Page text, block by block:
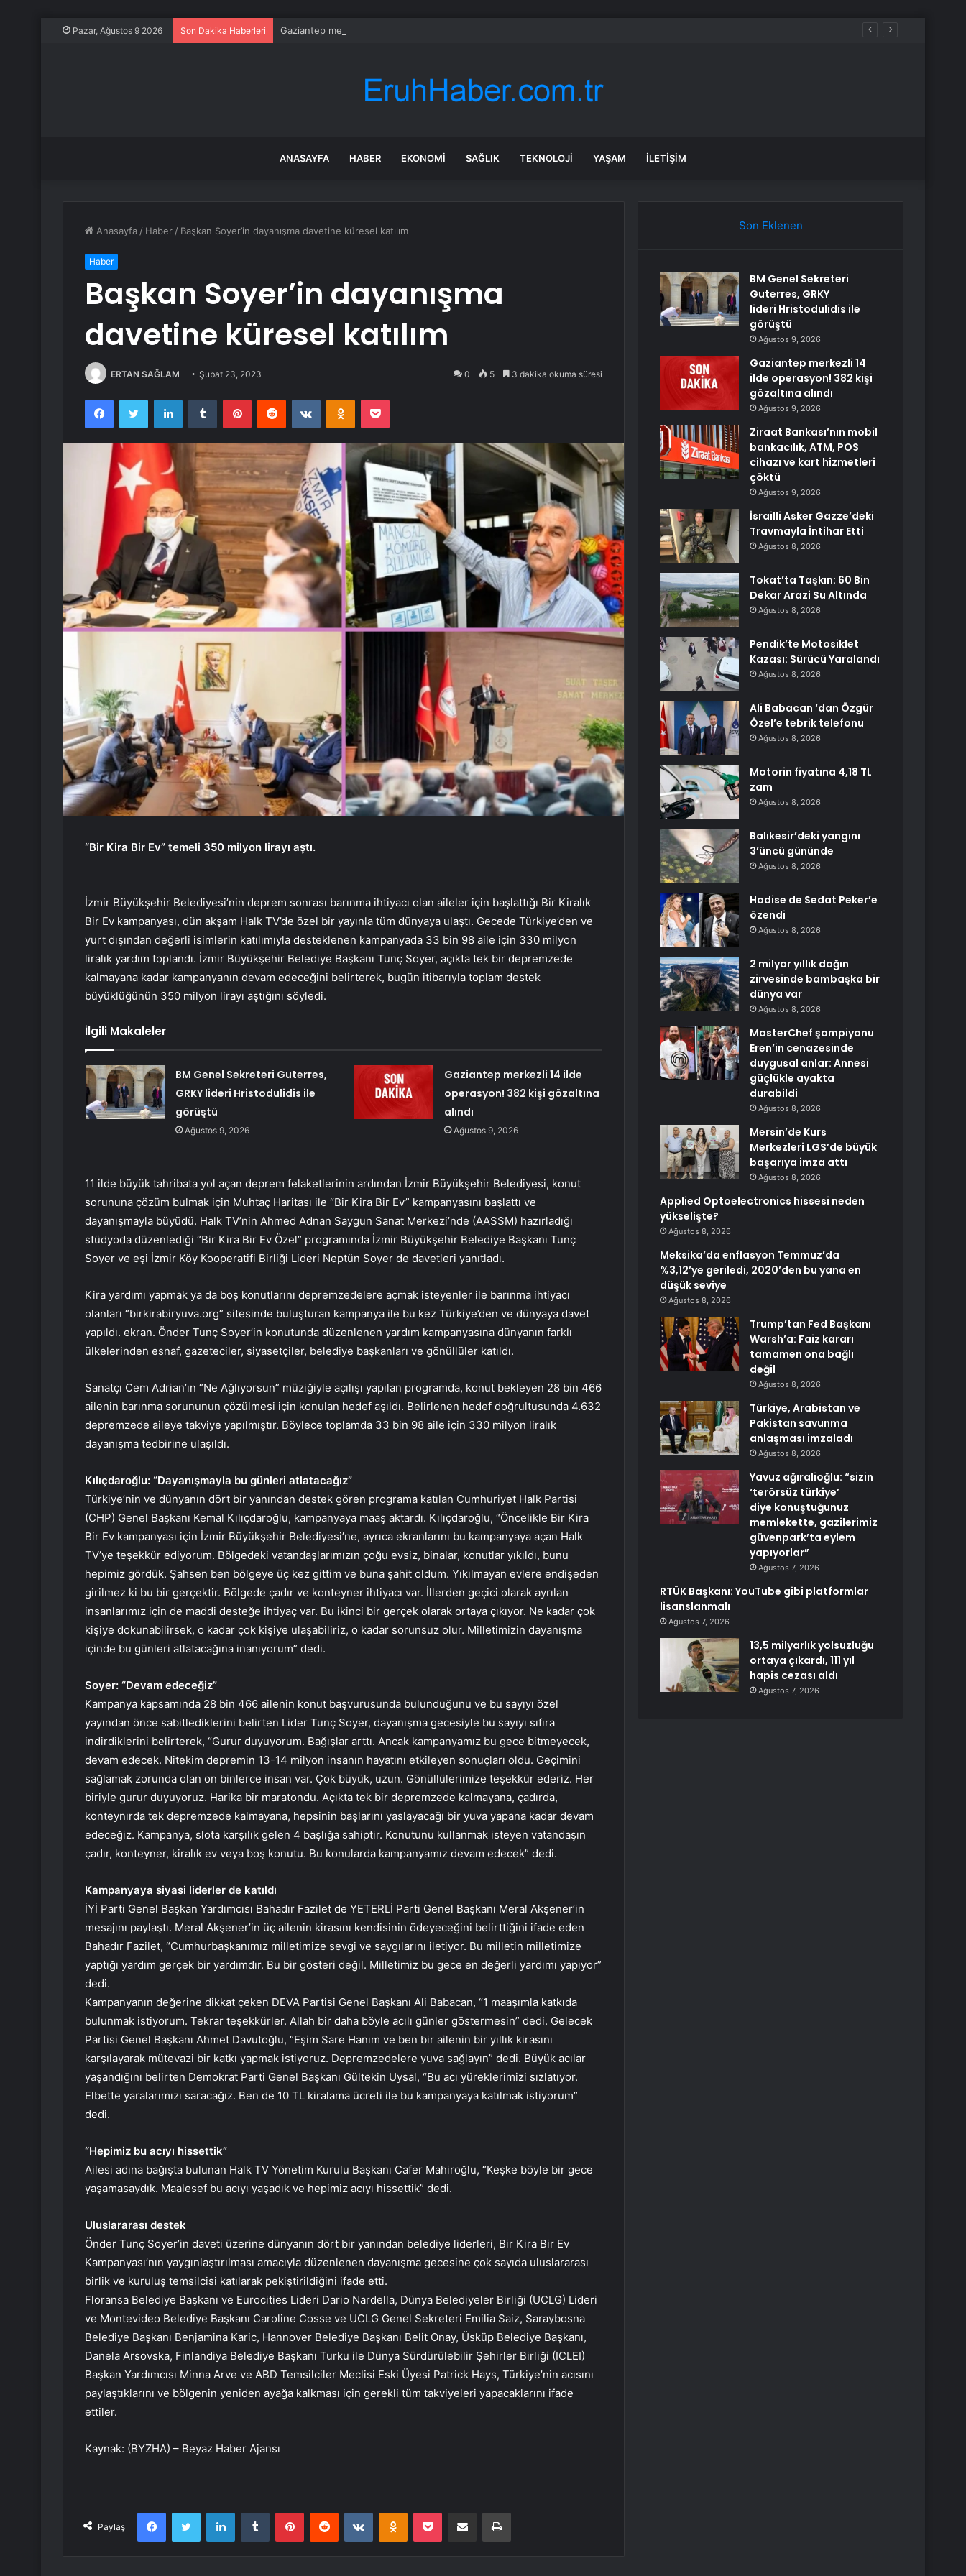
Pazar, Ağustos 9 2026 Son Dakika Haberleri Gaziantep merkezli 14 ilde operasyon! 382 kişi gözaltına alındı
ANASAYFA HABER EKONOMI SAĞLIK TEKNOLOJI YAŞAM İLETIŞIM
Anasayfa / Haber / Başkan Soyer’in dayanışma davetine küresel katılım
Haber
Başkan Soyer’in dayanışma
davetine küresel katılım
ERTAN SAĞLAM Şubat 23, 2023 0 5 3 dakika okuma süresi
FacebookTwitter LinkedInTumblr PinterestReddit VKontakteOdnoklassniki
Pocket
“Bir Kira Bir Ev” temeli 350 milyon lirayı aştı.
İzmir Büyükşehir Belediyesi’nin deprem sonrası barınma ihtiyacı olan aileler için başlattığı Bir Kiralık
Bir Ev kampanyası, dün akşam Halk TV’de özel bir yayınla tüm dünyaya ulaştı. Gecede Türkiye’den ve
yurt dışından değerli isimlerin katılımıyla desteklenen kampanyada 33 bin 98 aile için 330 milyon
liralık yardım toplandı. İzmir Büyükşehir Belediye Başkanı Tunç Soyer, açıkta tek bir depremzede
kalmayana kadar kampanyanın devam edeceğini belirterek, bugün itibarıyla toplam destek
büyüklüğünün 350 milyon lirayı aştığını söyledi.
İlgili Makaleler
BM Genel Sekreteri Guterres,
GRKY lideri Hristodulidis ile
görüştü
Ağustos 9, 2026
Gaziantep merkezli 14 ilde
operasyon! 382 kişi gözaltına
alındı
Ağustos 9, 2026
11 ilde büyük tahribata yol açan deprem felaketlerinin ardından İzmir Büyükşehir Belediyesi, konut
sorununa çözüm bulmak için Muhtaç Haritası ile “Bir Kira Bir Ev” kampanyasını başlattı ve
dayanışmayla büyüdü. Halk TV’nin Ahmed Adnan Saygun Sanat Merkezi’nde (AASSM) hazırladığı
stüdyoda düzenlediği “Bir Kira Bir Ev Özel” programında İzmir Büyükşehir Belediye Başkanı Tunç
Soyer ve eşi İzmir Köy Kooperatifi Birliği Lideri Neptün Soyer de davetleri yanıtladı.
Kira yardımı yapmak ya da boş konutlarını depremzedelere açmak isteyenler ile barınma ihtiyacı
olanları “birkirabiryuva.org” sitesinde buluşturan kampanya ile bu kez Türkiye’den ve dünyaya davet
yapıldı. ekran. Önder Tunç Soyer’in konutunda düzenlenen yardım kampanyasına dünyanın farklı
ülkelerinden esnaf, gazeteciler, siyasetçiler, belediye başkanları ve gönüllüler katıldı.
Sanatçı Cem Adrian’ın “Ne Ağlıyorsun” müziğiyle açılışı yapılan programda, konut bekleyen 28 bin 466
ailenin barınma sorununun çözülmesi için konulan hedef aşıldı. Belirlenen hedef doğrultusunda 4.632
depremzede aileye takviye yapılmıştır. Böylece toplamda 33 bin 98 aile için 330 milyon liralık
dayanışma tedbirine ulaşıldı.
Kılıçdaroğlu: “Dayanışmayla bu günleri atlatacağız”
Türkiye’nin ve dünyanın dört bir yanından destek gören programa katılan Cumhuriyet Halk Partisi
(CHP) Genel Başkanı Kemal Kılıçdaroğlu, kampanyaya maaş aktardı. Kılıçdaroğlu, “Öncelikle Bir Kira
Bir Ev kampanyası için İzmir Büyükşehir Belediyesi’ne, ayrıca ekranlarını bu kampanyaya açan Halk
TV’ye teşekkür ediyorum. Bölgedeki vatandaşlarımızın çoğu evsiz, binalar, konutlar yıkıldı, bunu
hepimiz gördük. Şahsen ben bölgeye üç kez gittim ve buna şahit oldum. Yıkılmayan evlere endişeden
girilmez ki bu bir gerçektir. Bölgede çadır ve konteyner ihtiyacı var. İllerden geçici olarak ayrılan
insanlarımız için de maddi desteğe ihtiyaç var. Bu ikinci bir gerçek olarak ortaya çıkıyor. Ne kadar çok
kişiye dokunabilirsek, o kadar çok kişiye ulaşabiliriz, o kadar sorunsuz olur. Milletimizin dayanışma
içinde bu günleri atlatacağına inanıyorum” dedi.
Soyer: “Devam edeceğiz”
Kampanya kapsamında 28 bin 466 ailenin konut başvurusunda bulunduğunu ve bu sayıyı özel
yayından önce sabitlediklerini belirten Lider Tunç Soyer, dayanışma gecesiyle bu sayıyı sıfıra
indirdiklerini belirterek, “Gurur duyuyorum. Bağışlar arttı. Ancak kampanyamız bu gece bitmeyecek,
devam edecek. Nitekim depremin 13-14 milyon insanın hayatını etkileyen sonuçları oldu. Geçimini
sağlamak zorunda olan on binlerce insan var. Çok büyük, uzun. Gönüllülerimize teşekkür ederiz. Her
biriyle gurur duyuyoruz. Harika bir maratondu. Açıkta tek bir depremzede kalmayana, çadırda,
konteynırda tek depremzede kalmayana, hepsinin başlarını yaslayacağı bir yuva yapana kadar devam
edeceğiz. Kampanya, slota karşılık gelen 4 başlığa sahiptir. Konutunu kullanmak isteyen vatandaşın
çadır, konteyner, kiralık ev veya boş konutu. Bu konularda kampanyamız devam edecek” dedi.
Kampanyaya siyasi liderler de katıldı
İYİ Parti Genel Başkan Yardımcısı Bahadır Fazilet de YETERLİ Parti Genel Başkanı Meral Akşener’in
mesajını paylaştı. Meral Akşener’in üç ailenin kirasını kendisinin ödeyeceğini belirttiğini ifade eden
Bahadır Fazilet, “Cumhurbaşkanımız milletimize sevgi ve saygılarını iletiyor. Bu milletin milletimize
yaptığı yardım gerçek bir yardımdır. Bu bir gösteri değil. Milletimiz bu gece en değerli yardımı yapıyor”
dedi.
Kampanyanın değerine dikkat çeken DEVA Partisi Genel Başkanı Ali Babacan, “1 maaşımla katkıda
bulunmak istiyorum. Tekrar teşekkürler. Allah bir daha böyle acılı günler göstermesin” dedi. Gelecek
Partisi Genel Başkanı Ahmet Davutoğlu, “Eşim Sare Hanım ve ben bir ailenin bir yıllık kirasını
karşılayarak mütevazi bir katkı yapmak istiyoruz. Depremzedelere yuva sağlayın” dedi. Büyük acılar
yaşandığını belirten Demokrat Parti Genel Başkanı Gültekin Uysal, “Bu acı yüreklerimizi sızlatıyor.
Elbette yaralarımızı saracağız. Ben de 10 TL kiralama ücreti ile bu kampanyaya katılmak istiyorum”
dedi.
“Hepimiz bu acıyı hissettik”
Ailesi adına bağışta bulunan Halk TV Yönetim Kurulu Başkanı Cafer Mahiroğlu, “Keşke böyle bir gece
yaşamasaydık. Maalesef bu acıyı yaşadık ve hepimiz acıyı hissettik” dedi.
Uluslararası destek
Önder Tunç Soyer’in daveti üzerine dünyanın dört bir yanından belediye liderleri, Bir Kira Bir Ev
Kampanyası’nın yaygınlaştırılması amacıyla düzenlenen dayanışma gecesine çok sayıda uluslararası
birlik ve kuruluş temsilcisi katılarak pekiştirildiğini ifade etti.
Floransa Belediye Başkanı ve Eurocities Lideri Dario Nardella, Dünya Belediyeler Birliği (UCLG) Lideri
ve Montevideo Belediye Başkanı Caroline Cosse ve UCLG Genel Sekreteri Emilia Saiz, Saraybosna
Belediye Başkanı Benjamina Karic, Hannover Belediye Başkanı Belit Onay, Üsküp Belediye Başkanı,
Danela Arsovska, Finlandiya Belediye Başkanı Turku ile Dünya Sürdürülebilir Şehirler Birliği (ICLEI)
Başkan Yardımcısı Minna Arve ve ABD Temsilciler Meclisi Eski Üyesi Patrick Hays, Türkiye’nin acısını
paylaştıklarını ve bölgenin yeniden ayağa kalkması için gerekli tüm takviyeleri yapacaklarını ifade
ettiler.
Kaynak: (BYZHA) – Beyaz Haber Ajansı
Paylaş
FacebookTwitter LinkedInTumblr PinterestReddit VKontakteOdnoklassniki
Pocket E-Posta ile paylaş Yazdır
Son Eklenen
BM Genel Sekreteri
Guterres, GRKY
lideri Hristodulidis ile
görüştü
Ağustos 9, 2026
Gaziantep merkezli 14
ilde operasyon! 382 kişi
gözaltına alındı
Ağustos 9, 2026
Ziraat Bankası’nın mobil
bankacılık, ATM, POS
cihazı ve kart hizmetleri
çöktü
Ağustos 9, 2026
İsrailli Asker Gazze’deki
Travmayla İntihar Etti
Ağustos 8, 2026
Tokat’ta Taşkın: 60 Bin
Dekar Arazi Su Altında
Ağustos 8, 2026
Pendik’te Motosiklet
Kazası: Sürücü Yaralandı
Ağustos 8, 2026
Ali Babacan ‘dan Özgür
Özel’e tebrik telefonu
Ağustos 8, 2026
Motorin fiyatına 4,18 TL
zam
Ağustos 8, 2026
Balıkesir’deki yangını
3’üncü gününde
Ağustos 8, 2026
Hadise de Sedat Peker’e
özendi
Ağustos 8, 2026
2 milyar yıllık dağın
zirvesinde bambaşka bir
dünya var
Ağustos 8, 2026
MasterChef şampiyonu
Eren’in cenazesinde
duygusal anlar: Annesi
güçlükle ayakta
durabildi
Ağustos 8, 2026
Mersin’de Kurs
Merkezleri LGS’de büyük
başarıya imza attı
Ağustos 8, 2026
Applied Optoelectronics hissesi neden
yükselişte?
Ağustos 8, 2026
Meksika’da enflasyon Temmuz’da
%3,12’ye geriledi, 2020’den bu yana en
düşük seviye
Ağustos 8, 2026
Trump’tan Fed Başkanı
Warsh’a: Faiz kararı
tamamen ona bağlı
değil
Ağustos 8, 2026
Türkiye, Arabistan ve
Pakistan savunma
anlaşması imzaladı
Ağustos 8, 2026
Yavuz ağıralioğlu: “sizin
‘terörsüz türkiye’
diye konuştuğunuz
memlekette, gazilerimiz
güvenpark’ta eylem
yapıyorlar”
Ağustos 7, 2026
RTÜK Başkanı: YouTube gibi platformlar
lisanslanmalı
Ağustos 7, 2026
13,5 milyarlık yolsuzluğu
ortaya çıkardı, 111 yıl
hapis cezası aldı
Ağustos 7, 2026